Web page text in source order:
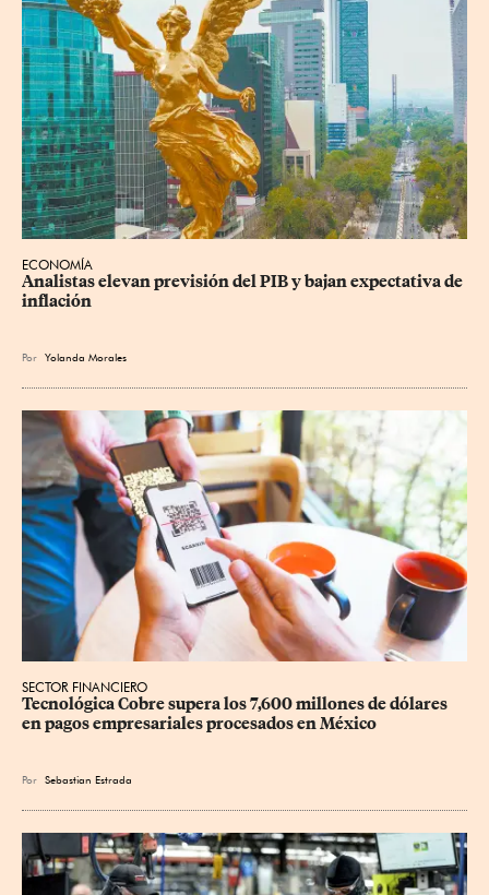
ECONOMÍA
Analistas elevan previsión del PIB y bajan expectativa de
inflación
Por Yolanda Morales
SECTOR FINANCIERO
Tecnológica Cobre supera los 7,600 millones de dólares
en pagos empresariales procesados en México
Por Sebastian Estrada